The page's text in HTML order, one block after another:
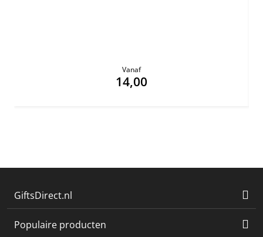
Vanaf
14,00
GiftsDirect.nl
Populaire producten